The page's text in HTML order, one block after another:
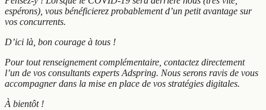
espérons), vous bénéficierez probablement d’un petit avantage sur
vos concurrents.
D’ici là, bon courage à tous !
Pour tout renseignement complémentaire, contactez directement
l’un de vos consultants experts Adspring. Nous serons ravis de vous
accompagner dans la mise en place de vos stratégies digitales.
À bientôt !